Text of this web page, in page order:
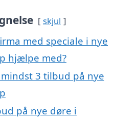
skjul
med speciale i nye
hjælpe med?
3 tilbud på nye
på nye døre i